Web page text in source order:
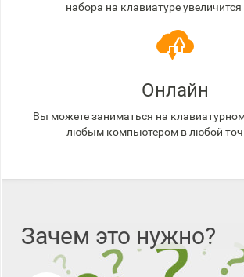
набора на клавиатуре увеличится
Онлайн
Вы можете заниматься на
любым компьютером в любой
Зачем это нужно?